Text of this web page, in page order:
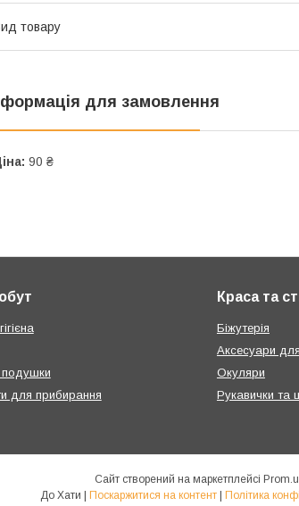
товару
для замовлення
90 ₴
для прибирання
Краса та
Біжутерія
Аксесуари
Окуляри
Рукавички та
Сайт створений на маркетплейсі
Поскаржитися на контент Політика